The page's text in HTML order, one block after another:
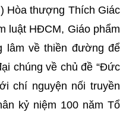
Hòa thượng Thích Giác
luật HĐCM, Giáo phẩm
lâm về thiền đường để
chúng về chủ đề “Đức
chí nguyện nối truyền
kỷ niệm 100 năm Tổ